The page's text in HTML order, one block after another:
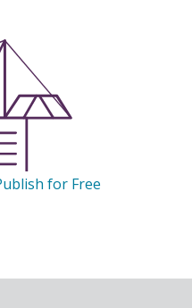
for Free